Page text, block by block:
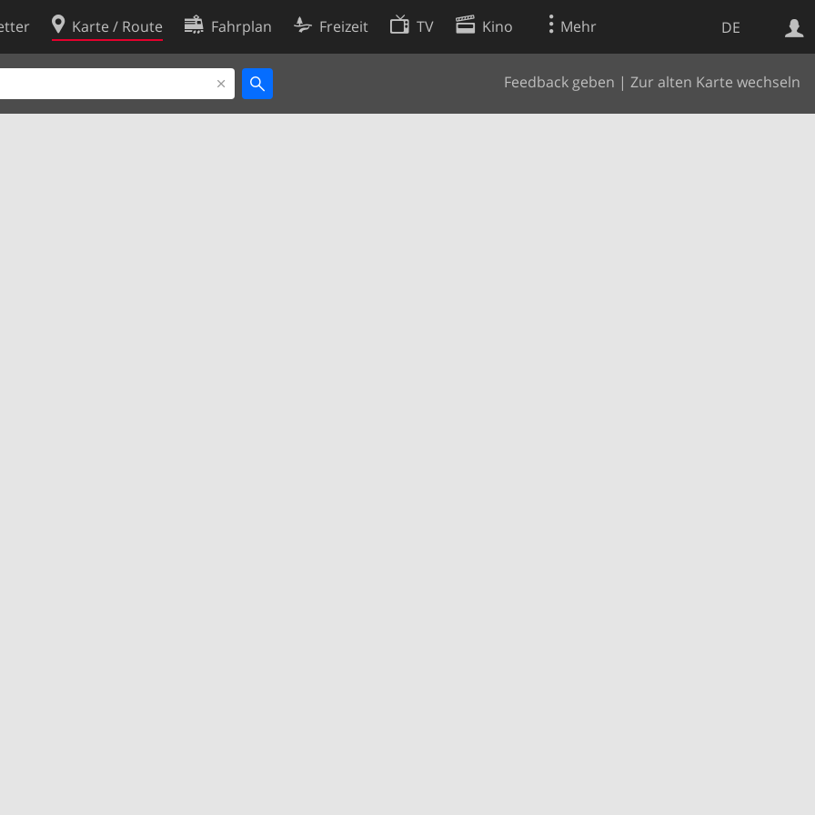
DE
Karte / Route Fahrplan Freizeit TV Kino Mehr
Feedback geben | Zur alten Karte wechseln
Websuche
Cookie-Richtlinie
Cookie-Einstellungen